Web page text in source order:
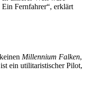
Fernfahrer“, erklärt
Millennium Falken,
ein utilitaristischer Pilot,